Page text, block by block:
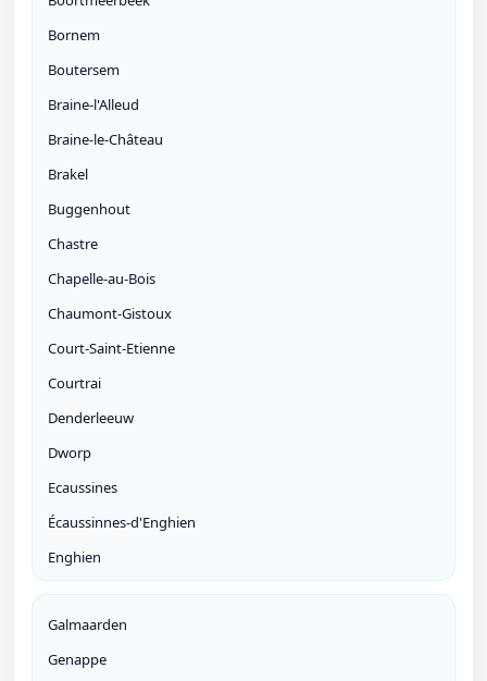
Bornem
Boutersem
Braine-l'Alleud
Braine-le-Château
Brakel
Buggenhout
Chastre
Chapelle-au-Bois
Chaumont-Gistoux
Court-Saint-Etienne
Courtrai
Denderleeuw
Dworp
Ecaussines
Écaussinnes-d'Enghien
Enghien
Galmaarden
Genappe